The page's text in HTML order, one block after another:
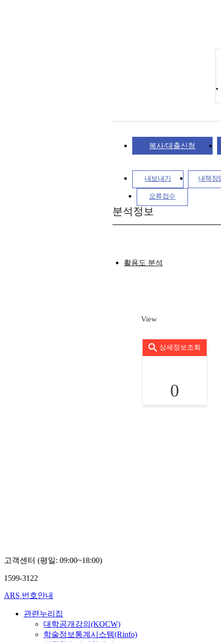
복사/대출신청
내보내기 내책장
오류접수
분석정보
활용도 분석
View
상세정보조회
0
고객센터 (평일: 09:00~18:00)
1599-3122
ARS 번호안내
관련누리집
대학공개강의(KOCW)
학술정보통계시스템(Rinfo)